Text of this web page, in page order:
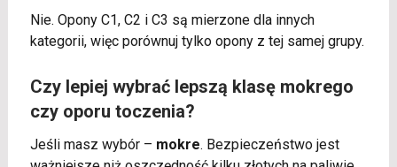
Nie. Opony C1, C2 i C3 są mierzone dla innych
kategorii, więc porównuj tylko opony z tej samej grupy.
Czy lepiej wybrać lepszą klasę mokrego
czy oporu toczenia?
Jeśli masz wybór – mokre. Bezpieczeństwo jest